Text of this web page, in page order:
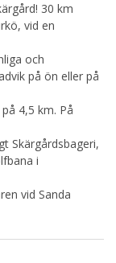
30 km
vid en
och
på ön eller på
4,5 km. På
Skärgårdsbageri,
i
vid Sanda